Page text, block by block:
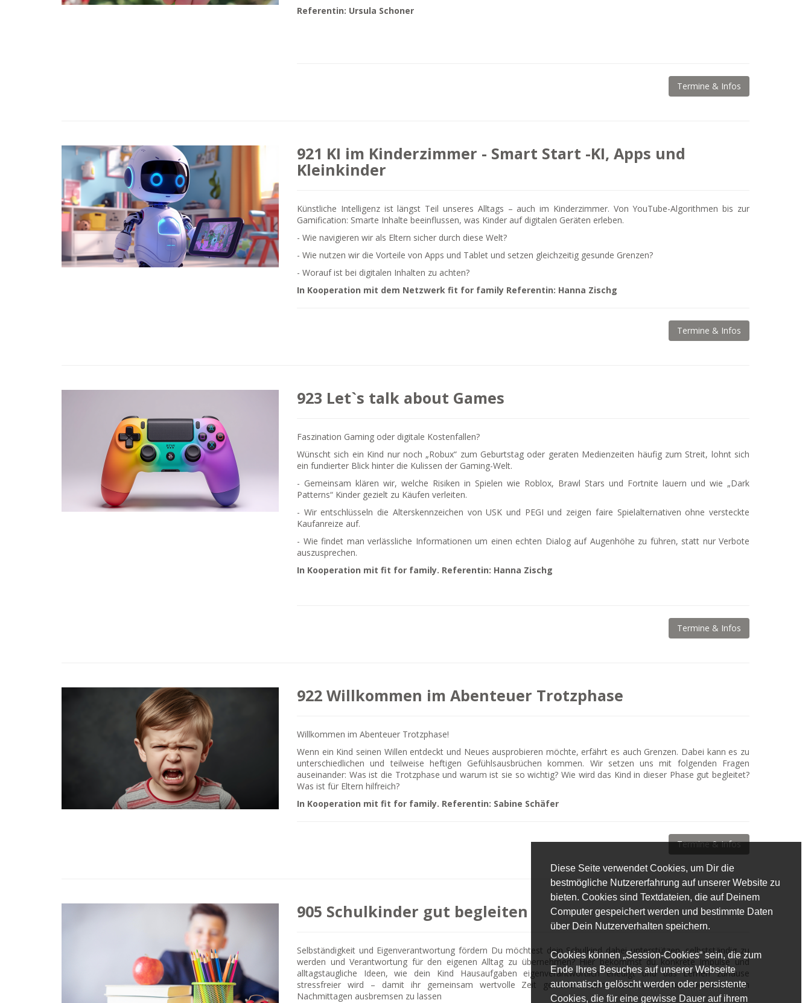
Diese Seite verwendet Cookies, um Dir die
bestmögliche Nutzererfahrung auf unserer Website zu
bieten. Cookies sind Textdateien, die auf Deinem
Computer gespeichert werden und bestimmte Daten
über Dein Nutzerverhalten speichern.
Cookies können „Session-Cookies“ sein, die zum
Ende Ihres Besuches auf unserer Webseite
automatisch gelöscht werden oder persistente
Cookies, die für eine gewisse Dauer auf ihrem
Referentin: Ursula Schoner
Termine & Infos
921 KI im Kinderzimmer - Smart Start -KI, Apps und
Kleinkinder
Künstliche Intelligenz ist längst Teil unseres Alltags – auch im Kinderzimmer. Von YouTube-Algorithmen bis zur
Gamification: Smarte Inhalte beeinflussen, was Kinder auf digitalen Geräten erleben.
- Wie navigieren wir als Eltern sicher durch diese Welt?
- Wie nutzen wir die Vorteile von Apps und Tablet und setzen gleichzeitig gesunde Grenzen?
- Worauf ist bei digitalen Inhalten zu achten?
In Kooperation mit dem Netzwerk fit for family Referentin: Hanna Zischg
Termine & Infos
923 Let`s talk about Games
Faszination Gaming oder digitale Kostenfallen?
Wünscht sich ein Kind nur noch „Robux“ zum Geburtstag oder geraten Medienzeiten häufig zum Streit, lohnt sich
ein fundierter Blick hinter die Kulissen der Gaming-Welt.
- Gemeinsam klären wir, welche Risiken in Spielen wie Roblox, Brawl Stars und Fortnite lauern und wie „Dark
Patterns“ Kinder gezielt zu Käufen verleiten.
- Wir entschlüsseln die Alterskennzeichen von USK und PEGI und zeigen faire Spielalternativen ohne versteckte
Kaufanreize auf.
- Wie findet man verlässliche Informationen um einen echten Dialog auf Augenhöhe zu führen, statt nur Verbote
auszusprechen.
In Kooperation mit fit for family. Referentin: Hanna Zischg
Termine & Infos
922 Willkommen im Abenteuer Trotzphase
Willkommen im Abenteuer Trotzphase!
Wenn ein Kind seinen Willen entdeckt und Neues ausprobieren möchte, erfährt es auch Grenzen. Dabei kann es zu
unterschiedlichen und teilweise heftigen Gefühlsausbrüchen kommen. Wir setzen uns mit folgenden Fragen
auseinander: Was ist die Trotzphase und warum ist sie so wichtig? Wie wird das Kind in dieser Phase gut begleitet?
Was ist für Eltern hilfreich?
In Kooperation mit fit for family. Referentin: Sabine Schäfer
Termine & Infos
905 Schulkinder gut begleiten
Selbständigkeit und Eigenverantwortung fördern Du möchtest dein Schulkind dabei unterstützen, selbstständig zu
werden und Verantwortung für den eigenen Alltag zu übernehmen? Hier bekommst du konkrete Impulse und
alltagstaugliche Ideen, wie dein Kind Hausaufgaben eigenverantwortlich erledigt und das Lernen zuhause
stressfreier wird – damit ihr gemeinsam wertvolle Zeit genießen könnt, statt euch von überfordernden
Nachmittagen ausbremsen zu lassen